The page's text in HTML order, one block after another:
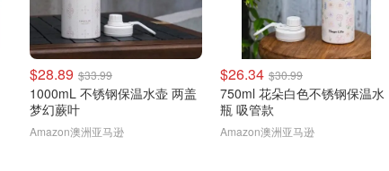
$28.89 $33.99
1000mL 不锈钢保温水壶 两盖
梦幻蕨叶
Amazon澳洲亚马逊
$26.34 $30.99
750ml 花朵白色不锈钢保温水
瓶 吸管款
Amazon澳洲亚马逊